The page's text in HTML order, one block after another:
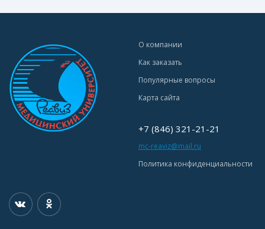
О компании
Как заказать
Популярные вопросы
Карта сайта
+7 (846) 321-21-21
mc-reaviz@mail.ru
Политика конфиденциальности